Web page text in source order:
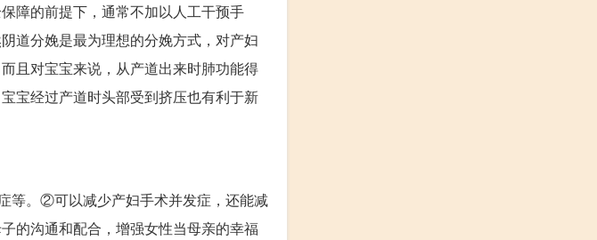
障的前提下，通常不加以人工干预手
道分娩是最为理想的分娩方式，对产妇
且对宝宝来说，从产道出来时肺功能得
宝经过产道时头部受到挤压也有利于新
等。②可以减少产妇手术并发症，还能减
的沟通和配合，增强女性当母亲的幸福